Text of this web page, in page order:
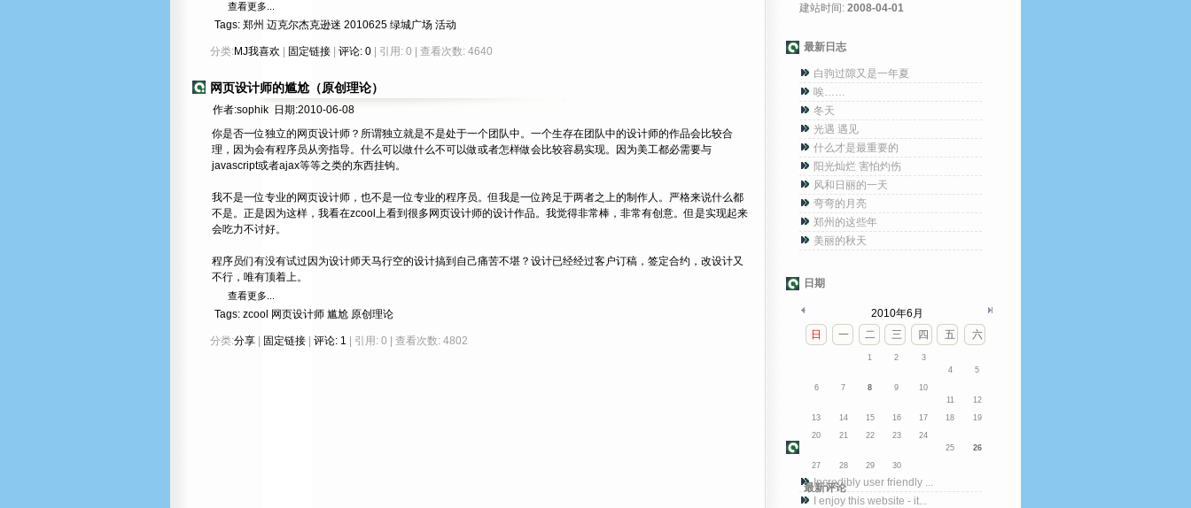
查看更多...
Tags: 郑州 迈克尔杰克逊迷 2010625 绿城广场 活动
分类:MJ我喜欢 固定链接 评论: 0 | 引用: 0 | 查看次数: 4640
网页设计师的尴尬（原创理论）
作者:sophik 日期:2010-06-08
你是否一位独立的网页设计师？所谓独立就是不是处于一个团队中。一个生存在团队中的设计师的作品会比较合
理，因为会有程序员从旁指导。什么可以做什么不可以做或者怎样做会比较容易实现。因为美工都必需要与
javascript或者ajax等等之类的东西挂钩。
我不是一位专业的网页设计师，也不是一位专业的程序员。但我是一位跨足于两者之上的制作人。严格来说什么都
不是。正是因为这样，我看在zcool上看到很多网页设计师的设计作品。我觉得非常棒，非常有创意。但是实现起来
会吃力不讨好。
程序员们有没有试过因为设计师天马行空的设计搞到自己痛苦不堪？设计已经经过客户订稿，签定合约，改设计又
不行，唯有顶着上。
查看更多...
Tags: zcool 网页设计师 尴尬 原创理论
分类:分享 固定链接 评论: 1 | 引用: 0 | 查看次数: 4802
建站时间: 2008-04-01
最新日志
白驹过隙又是一年夏
唉……
冬天
光遇 遇见
什么才是最重要的
阳光灿烂 害怕灼伤
风和日丽的一天
弯弯的月亮
郑州的这些年
美丽的秋天
日期
2010年6月
日
一 二 三 四 五 六
1 2
3
4
5
6
7 8 9
10
11
12
13
14 15 16 17 18
19
20
21 22 23
24
25
26
27
28 29 30
最新评论
Incredibly user friendly ...
I enjoy this website - it...